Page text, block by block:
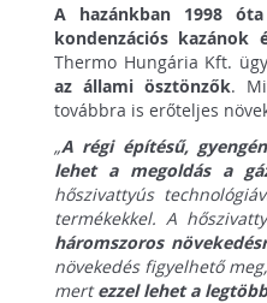
A hazánkban 1998
kondenzációs kazánok
Thermo Hungária Kft.
az állami ösztönzők.
továbbra is erőteljes
„A régi építésű,
lehet a megoldás a
hőszivattyús
termékekkel. A
háromszoros
növekedés figyelhető
mertezzel lehet a